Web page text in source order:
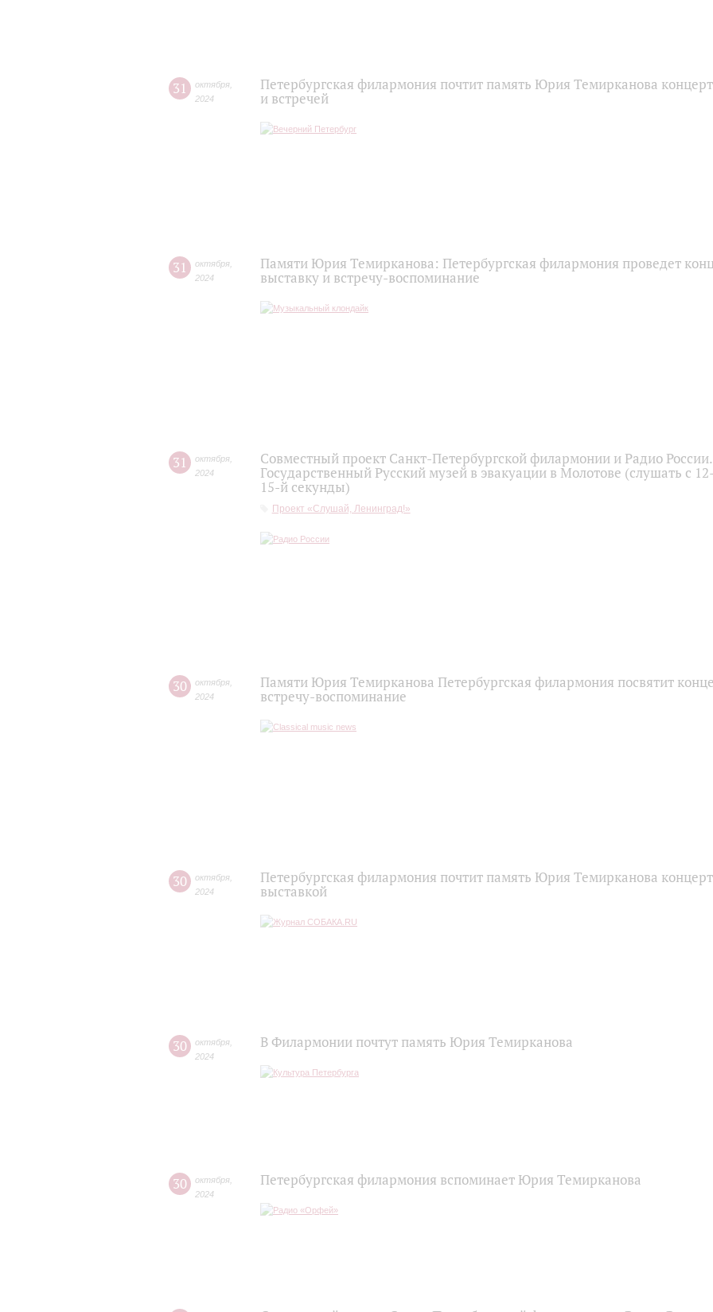
31 октября
2024
Петербургская филармония почтит память Юрия Темирканова
и встречей
31 октября
2024
Памяти Юрия Темирканова: Петербургская филармония проведет
выставку и встречу-воспоминание
31 октября
2024
Совместный проект Санкт-Петербургской филармонии и Радио России.
Государственный Русский музей в эвакуации в Молотове (слушать с
15-й секунды)
Проект «Слушай, Ленинград!»
30 октября
2024
Памяти Юрия Темирканова Петербургская филармония посвятит
встречу-воспоминание
30 октября
2024
Петербургская филармония почтит память Юрия Темирканова
выставкой
30 октября
2024
В Филармонии почтут память Юрия Темирканова
30 октября
2024
Петербургская филармония вспоминает Юрия Темирканова